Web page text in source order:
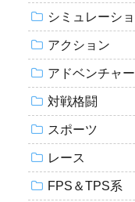
シミュレーシ
アクション
アドベンチャー
対戦格闘
スポーツ
レース
FPS＆TPS系